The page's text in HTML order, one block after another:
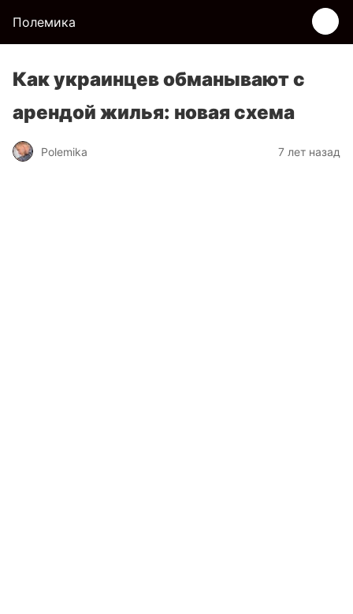
Полемика
Как украинцев обманывают с
арендой жилья: новая схема
Polemika 7 лет назад